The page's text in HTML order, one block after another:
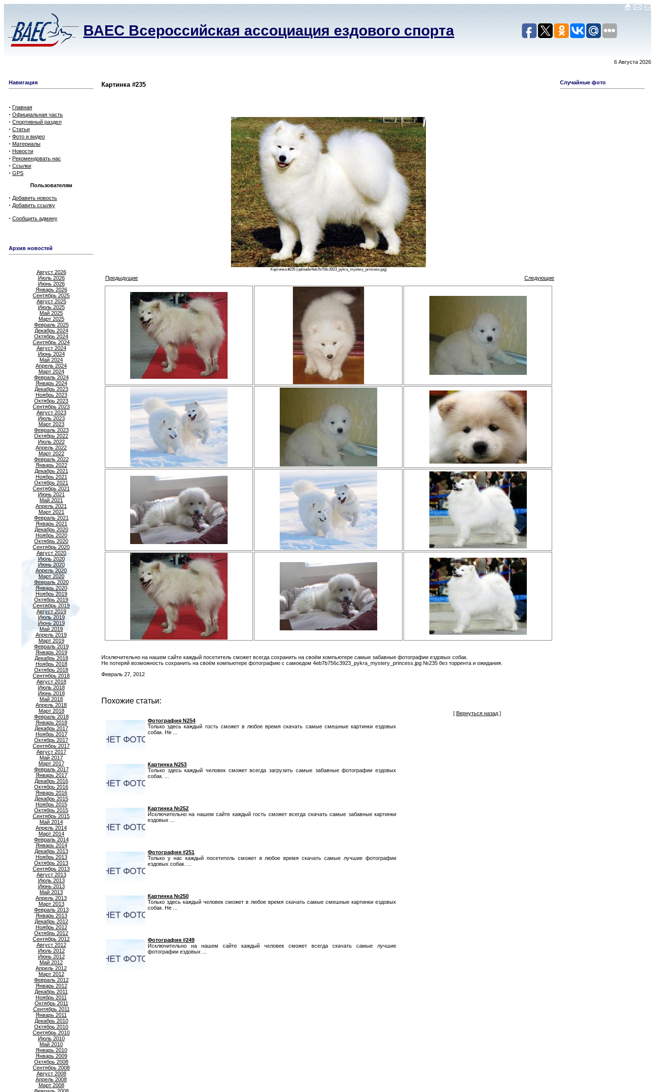
ВАЕС Всероссийская ассоциация ездового спорта
6 Августа 2026
Навигация
· Главная
· Официальная часть
· Спортивный раздел
· Статьи
· Фото и видео
· Материалы
· Новости
· Рекомендовать нас
· Ссылки
· GPS
Пользователям
· Добавить новость
· Добавить ссылку
· Сообщить админу
Архив новостей
Август 2026
Июль 2026
Июнь 2026
Январь 2026
Сентябрь 2025
Август 2025
Июль 2025
Май 2025
Март 2025
Февраль 2025
Декабрь 2024
Октябрь 2024
Сентябрь 2024
Август 2024
Июнь 2024
Май 2024
Апрель 2024
Март 2024
Февраль 2024
Январь 2024
Декабрь 2023
Ноябрь 2023
Октябрь 2023
Сентябрь 2023
Август 2023
Июль 2023
Март 2023
Февраль 2023
Октябрь 2022
Июль 2022
Апрель 2022
Март 2022
Февраль 2022
Январь 2022
Декабрь 2021
Ноябрь 2021
Октябрь 2021
Сентябрь 2021
Июнь 2021
Май 2021
Апрель 2021
Март 2021
Февраль 2021
Январь 2021
Декабрь 2020
Ноябрь 2020
Октябрь 2020
Сентябрь 2020
Август 2020
Июль 2020
Июнь 2020
Апрель 2020
Март 2020
Февраль 2020
Январь 2020
Ноябрь 2019
Октябрь 2019
Сентябрь 2019
Август 2019
Июль 2019
Июнь 2019
Май 2019
Апрель 2019
Март 2019
Февраль 2019
Январь 2019
Декабрь 2018
Ноябрь 2018
Октябрь 2018
Сентябрь 2018
Август 2018
Июль 2018
Июнь 2018
Май 2018
Апрель 2018
Март 2018
Февраль 2018
Январь 2018
Декабрь 2017
Ноябрь 2017
Октябрь 2017
Сентябрь 2017
Август 2017
Май 2017
Март 2017
Февраль 2017
Январь 2017
Декабрь 2016
Октябрь 2016
Январь 2016
Декабрь 2015
Ноябрь 2015
Октябрь 2015
Сентябрь 2015
Май 2014
Апрель 2014
Март 2014
Февраль 2014
Январь 2014
Декабрь 2013
Ноябрь 2013
Октябрь 2013
Сентябрь 2013
Август 2013
Июль 2013
Июнь 2013
Май 2013
Апрель 2013
Март 2013
Февраль 2013
Январь 2013
Декабрь 2012
Ноябрь 2012
Октябрь 2012
Сентябрь 2012
Август 2012
Июль 2012
Июнь 2012
Май 2012
Апрель 2012
Март 2012
Февраль 2012
Январь 2012
Декабрь 2011
Ноябрь 2011
Октябрь 2011
Сентябрь 2011
Январь 2011
Декабрь 2010
Октябрь 2010
Сентябрь 2010
Июль 2010
Май 2010
Январь 2010
Январь 2009
Октябрь 2008
Сентябрь 2008
Август 2008
Апрель 2008
Март 2008
Картинка #235
Картинка #235 (uploads/4eb7b756c3923_pykra_mystery_princess.jpg)
Предыдущие Следующие
Исключительно на нашем сайте каждый посетитель сможет всегда сохранить на своём компьютере самые забавные фотографии ездовых собак.
Не потеряй возможность сохранить на своём компьютере фотографию с самоедом 4eb7b756c3923_pykra_mystery_princess.jpg №235 без торрента и ожидания.
Февраль 27, 2012
Похожие статьи:
Фотография N254
Только здесь каждый гость сможет в любое время скачать самые смешные картинки ездовых
собак. Не ...
Картинка N253
Только здесь каждый человек сможет всегда загрузить самые забавные фотографии ездовых
собак. ...
Картинка №252
Исключительно на нашем сайте каждый гость сможет всегда скачать самые забавные картинки
ездовых ...
Фотография #251
Только у нас каждый посетитель сможет в любое время скачать самые лучшие фотографии
ездовых собак. ...
Картинка №250
Только здесь каждый человек сможет в любое время скачать самые смешные картинки ездовых
собак. Не ...
Фотография #249
Исключительно на нашем сайте каждый человек сможет всегда скачать самые лучшие
фотографии ездовых ...
[ Вернуться назад ]
Случайные фото